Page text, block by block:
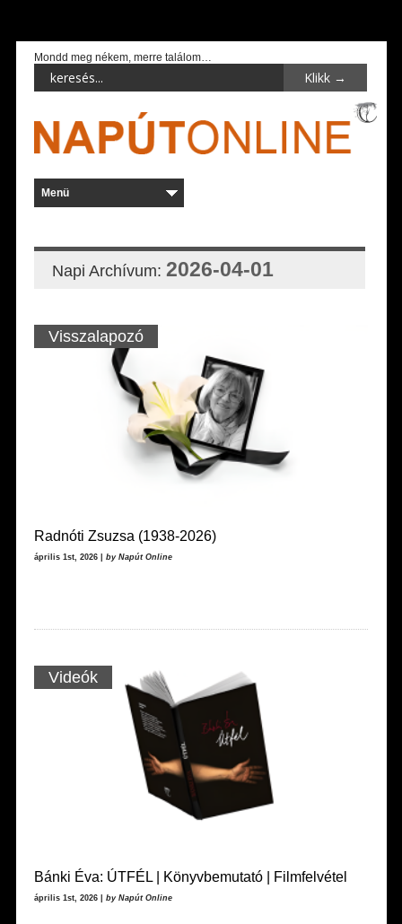
Mondd meg nékem, merre találom…
Napi Archívum: 2026-04-01
Visszalapozó
Radnóti Zsuzsa (1938-2026)
április 1st, 2026 | by Napút Online
Videók
Bánki Éva: ÚTFÉL | Könyvbemutató | Filmfelvétel
április 1st, 2026 | by Napút Online